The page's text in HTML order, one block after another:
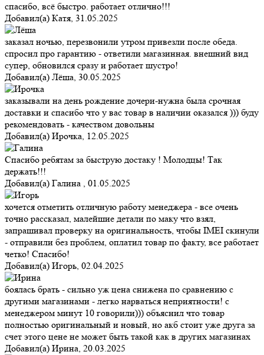
спасибо, всё быстро. работает отлично!!!
Добавил(а) Катя, 31.05.2025
заказал ночью, перезвонили утром привезли после обеда.
спросил про гарантию - ответили магазинная. внешний вид
супер, обновился сразу и работает шустро!
Добавил(а) Лёша, 30.05.2025
заказывали на день рождение дочери-нужна была срочная
доставки и спасибо что у вас товар в наличии оказался ))) буду
рекомендовать - качеством довольны
Добавил(а) Ирочка, 12.05.2025
Спасибо ребятам за быструю достаку ! Молодцы! Так
держать!!!
Добавил(а) Галина , 01.05.2025
хочется отметить отличную работу менеджера - все очень
точно рассказал, малейшие детали по маку что взял,
запрашивал проверку на оригинальность, чтобы IMEI скинули
- отправили без проблем, оплатил товар по факту, все работает
четко! Спасибо!
Добавил(а) Игорь, 02.04.2025
боялась брать - сильно уж цена снижена по сравнению с
другими магазинами - легко нарваться неприятности! с
менеджером минут 10 говорили))) объяснил что товар
полностью оригинальный и новый, но акб стоит уже друга за
счет этого цене не может быть такой как в других магазинах
Добавил(а) Ирина, 20.03.2025